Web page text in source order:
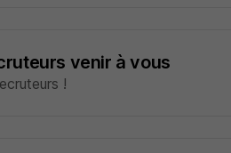
venir à vous
!